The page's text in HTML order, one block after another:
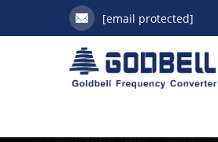
[email protected]